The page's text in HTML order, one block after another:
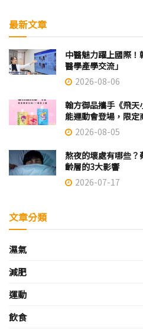
最新文章
中醫魅力躍上國際
醫學產學交流」
2026-08-06
翰方御品攜手《飛天
能運動會登場，限
2026-08-05
熬夜的壞處有哪些
齡層的3大影響
2026-07-17
文章分類
濕氣
減肥
運動
飲食